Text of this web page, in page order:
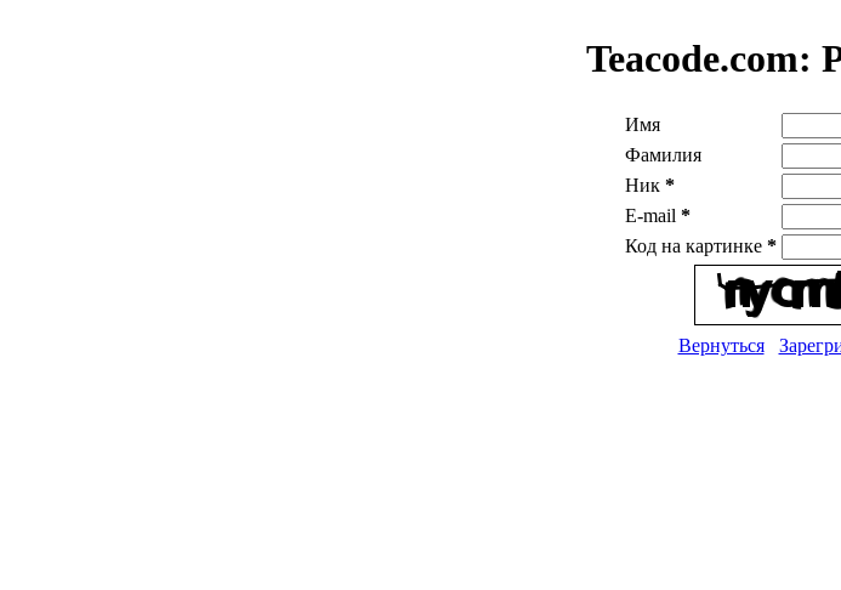
Teacode.com:
Имя
Фамилия
Ник *
E-mail *
Код на картинке *
Вернуться